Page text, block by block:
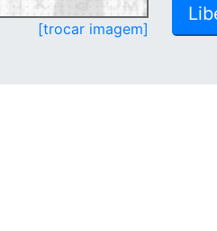
[trocar imagem]